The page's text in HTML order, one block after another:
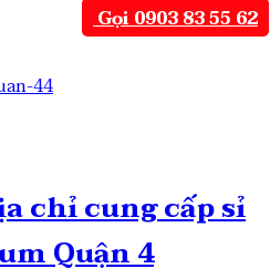
chỉ cung cấp sỉ
Quận 4
Gọi 0903 83 55 62